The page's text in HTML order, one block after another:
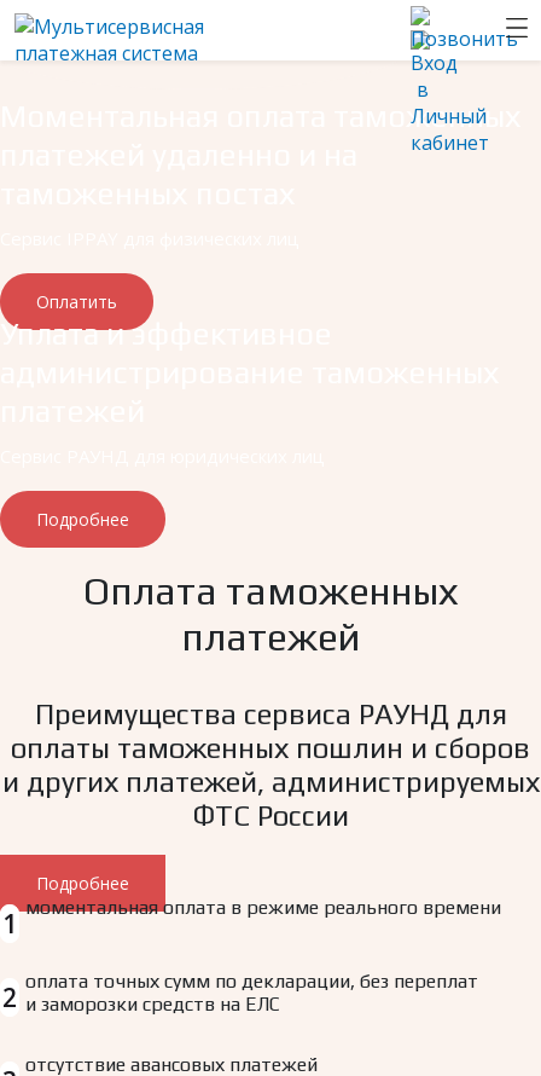
Моментальная оплата таможенных
Оплатить
Уплата и эффективное
Подробнее
Оплата таможенных
платежей
Преимущества сервиса РАУНД для
оплаты таможенных пошлин и сборов
и других платежей, администрируемых
ФТС России
Подробнее
1 моментальная оплата в режиме реального времени
2 оплата точных сумм по декларации, без переплат
и заморозки средств на ЕЛС
отсутствие авансовых платежей